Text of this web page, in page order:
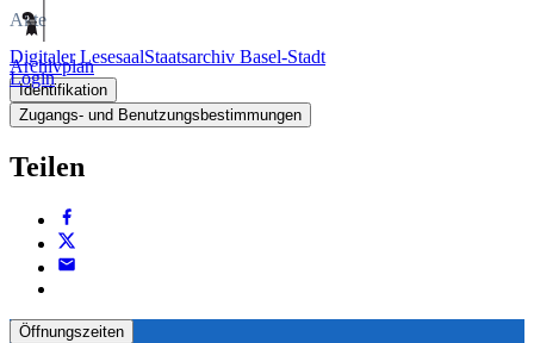
Digitaler LesesaalStaatsarchiv Basel-Stadt
Login
Akte
Archivplan
Identifikation
Zugangs- und Benutzungsbestimmungen
Teilen
Öffnungszeiten